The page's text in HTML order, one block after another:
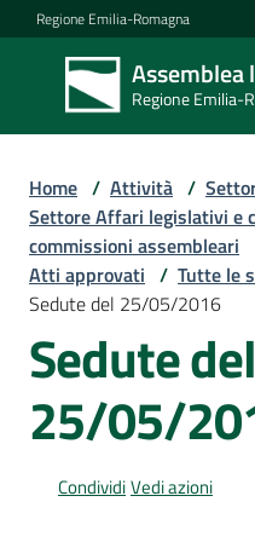
Vai al contenuto
Vai alla navigazione
Vai al footer
Regione Emilia-Romagna
Regione Emilia-
Assemblea
legislativa
Regione Emilia-
Assemblea
Attività
Argomenti
Home / Attività /
Settore Affari legislativi e
commissioni assembleari
Atti approvati / Tutte le
Sedute del 25/05/2016
Sedute del
25/05/
CondividiVedi azioni